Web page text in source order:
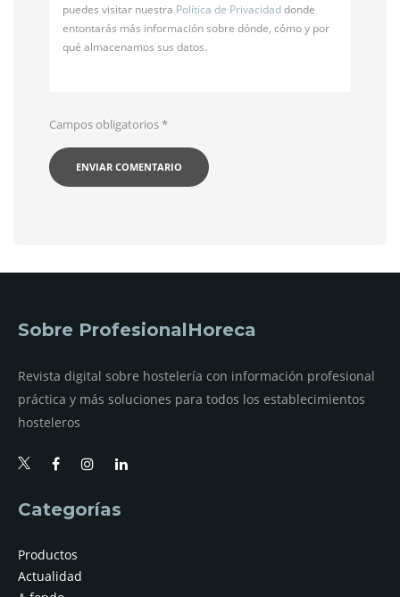
puedes visitar nuestra Política de Privacidaddonde
entontarás más información sobre dónde, cómo y por
qué almacenamos sus datos.
Campos obligatorios*
Sobre ProfesionalHoreca
Revista digital sobre hostelería con información profesional
práctica y más soluciones para todos los establecimientos
hosteleros
Categorías
Productos
Actualidad